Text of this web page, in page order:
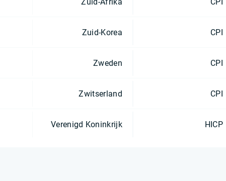
Zuid-Korea CPI
Zweden CPI
Zwitserland CPI
Verenigd Koninkrijk HICP